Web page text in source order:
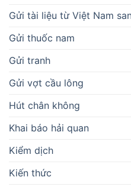
Gửi tài liệu từ Việt Nam
Gửi thuốc nam
Gửi tranh
Gửi vợt cầu lông
Hút chân không
Khai báo hải quan
Kiểm dịch
Kiến thức